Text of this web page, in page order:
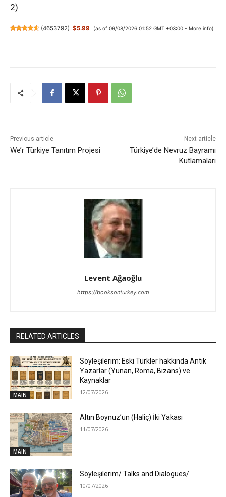
2)
(4653792) $5.99 (as of 09/08/2026 01:52 GMT +03:00 - More info)
Previous article
We’r Türkiye Tanıtım Projesi
Next article
Türkiye’de Nevruz Bayramı
Kutlamaları
Levent Ağaoğlu
https://booksonturkey.com
RELATED ARTICLES
MAIN
Söyleşilerim: Eski Türkler hakkında Antik
Yazarlar (Yunan, Roma, Bizans) ve
Kaynaklar
12/07/2026
MAIN
Altın Boynuz’un (Haliç) İki Yakası
11/07/2026
Söyleşilerim/ Talks and Dialogues/
10/07/2026